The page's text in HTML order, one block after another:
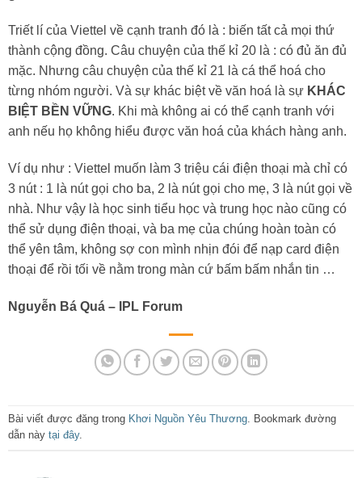
Triết lí của Viettel về cạnh tranh đó là : biến tất cả mọi thứ
thành cộng đồng. Câu chuyện của thế kỉ 20 là : có đủ ăn đủ
mặc. Nhưng câu chuyện của thế kỉ 21 là cá thể hoá cho
từng nhóm người. Và sự khác biệt về văn hoá là sự KHÁC
BIỆT BỀN VỮNG. Khi mà không ai có thể cạnh tranh với
anh nếu họ không hiểu được văn hoá của khách hàng anh.
Ví dụ như : Viettel muốn làm 3 triệu cái điện thoại mà chỉ có
3 nút : 1 là nút gọi cho ba, 2 là nút gọi cho mẹ, 3 là nút gọi về
nhà. Như vậy là học sinh tiểu học và trung học nào cũng có
thể sử dụng điện thoại, và ba mẹ của chúng hoàn toàn có
thể yên tâm, không sợ con mình nhịn đói để nạp card điện
thoại để rồi tối về nằm trong màn cứ bấm bấm nhắn tin …
Nguyễn Bá Quá – IPL Forum
Bài viết được đăng trong Khơi Nguồn Yêu Thương. Bookmark đường
dẫn này tại đây.